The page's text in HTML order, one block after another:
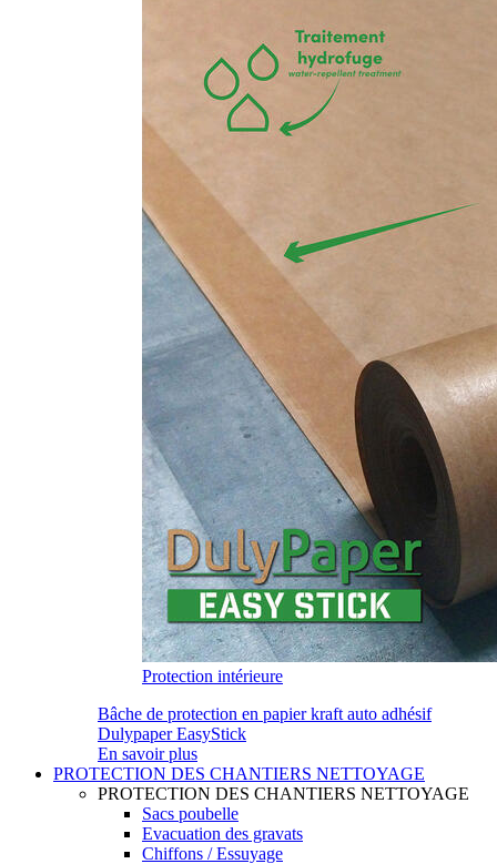
Protection intérieure
Bâche de protection en papier kraft auto adhésif
Dulypaper EasyStick
En savoir plus
PROTECTION DES CHANTIERS NETTOYAGE
PROTECTION DES CHANTIERS NETTOYAGE
Sacs poubelle
Evacuation des gravats
Chiffons / Essuyage